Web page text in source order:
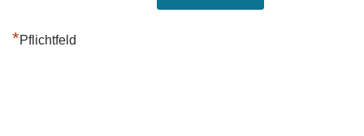
*Pflichtfeld